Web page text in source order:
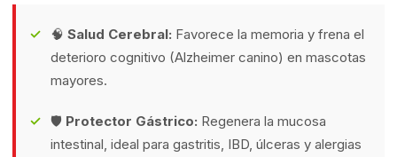
🧠 Salud Cerebral: Favorece la memoria y frena el
deterioro cognitivo (Alzheimer canino) en mascotas
mayores.
🛡️ Protector Gástrico: Regenera la mucosa
intestinal, ideal para gastritis, IBD, úlceras y alergias